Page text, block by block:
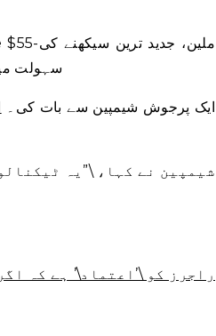
سہولت
ایک پرجوش شیمپین سے بات کی۔
راجرز کو \’اعتماد\’ ہے کہ